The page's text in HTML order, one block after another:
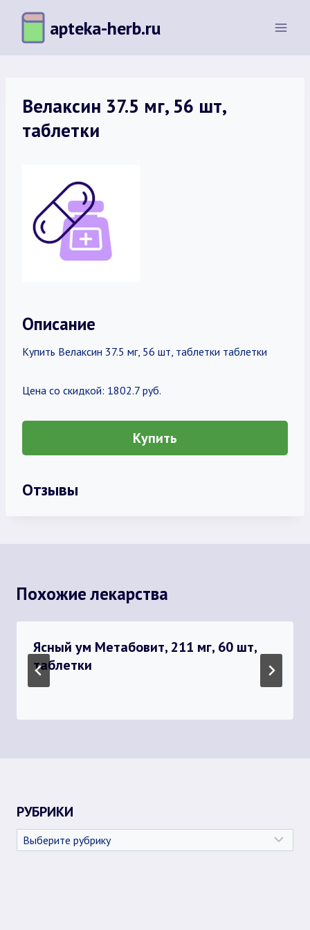
Перейти
содержимому
apteka-herb.ru
Велаксин 37.5 мг, 56 шт,
таблетки
Описание
Купить Велаксин 37.5 мг, 56 шт, таблетки таблетки
Цена со скидкой: 1802.7 руб.
Купить
Отзывы
Похожие лекарства
Ясный ум Метабовит, 211 мг, 60 шт,
таблетки
РУБРИКИ
Рубрики